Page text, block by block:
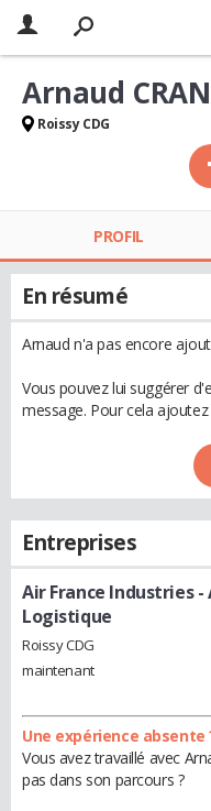
Arnaud
Roissy CDG
PROFIL
En résumé
Arnaud n'a pas encore
Vous pouvez lui suggérer
message. Pour cela
Entreprises
Air France Industries-
Logistique
Roissy CDG
maintenant
Une expérience absente
Vous avez travaillé avec
pas dans son parcours ?